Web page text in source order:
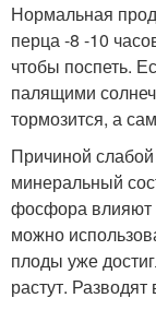
Нормальная
перца -8 -10
чтобы поспеть.
палящими
тормозится, а
Причиной
минеральный
фосфора влияют
можно
плоды уже
растут.